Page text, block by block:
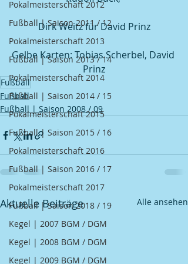
Pokalmeisterschaft 2012
Fußball | Saison 2011 / 12
Pokalmeisterschaft 2013
Fußball | Saison 2013 / 14
Pokalmeisterschaft 2014
Fußball | Saison 2014 / 15
Pokalmeisterschaft 2015
Fußball | Saison 2015 / 16
Pokalmeisterschaft 2016
Fußball | Saison 2016 / 17
Pokalmeisterschaft 2017
Fußball | Saison 2018 / 19
Kegel | 2007 BGM / DGM
Kegel | 2008 BGM / DGM
Kegel | 2009 BGM / DGM
Dirk Weitz für David Prinz
Gelbe Karten: Tobias Scherbel, David
Prinz
Fußball
Fußball
Fußball | Saison 2008 / 09
Aktuelle Beiträge Alle ansehen